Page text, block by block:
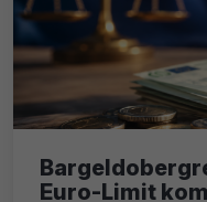
Euro-Limit